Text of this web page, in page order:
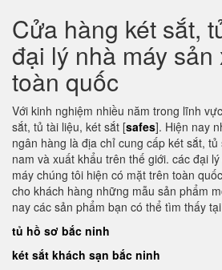
Cửa hàng két sắt,
đại lý nhà máy sản
toàn quốc
Với kinh nghiệm nhiều năm trong lĩnh
sắt, tủ tài liệu, két sắt [safes]. Hiện nay
ngân hàng là địa chỉ cung cấp két sắt,
nam và xuất khẩu trên thế giới. các đại
máy chúng tôi hiện có mặt trên toàn
cho khách hàng những mẫu sản phẩm
nay các sản phẩm bạn có thể tìm thấy
tủ hồ sơ bắc ninh
két sắt khách sạn bắc ninh